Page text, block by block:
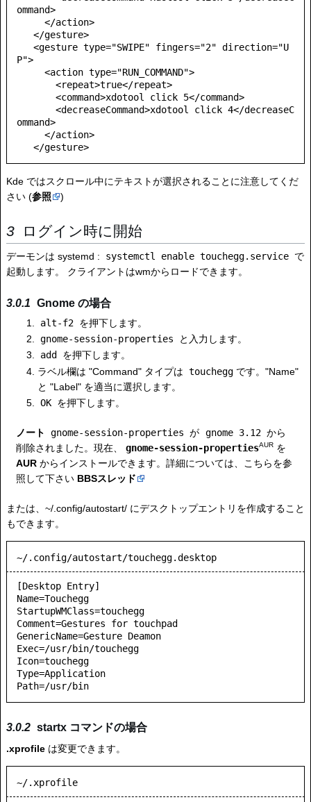
ommand>
P">
ommand>
Kde ではスクロール中にテキストが選択されることに注意してくだ
さい (参照 )
ログイン時に開始
デーモンは systemd : systemctl enable touchegg.service で
起動します。 クライアントはwmからロードできます。
Gnome の場合
alt-f2 を押下します。
gnome-session-properties
と入力します。
add
を押下します。
ラベル欄は "Command" タイプは touchegg です。"Name"
と "Label" を適当に選択します。
OK を押下します。
ノート gnome-session-properties が gnome 3.12 から
削除されました。現在、 gnome-session-propertiesAUR を
AUR からインストールできます。詳細については、こちらを参
照して下さい BBSスレッド
または、~/.config/autostart/ にデスクトップエントリを作成すること
もできます。
~/.config/autostart/touchegg.desktop
[Desktop Entry]
Name=Touchegg
StartupWMClass=touchegg
Comment=Gestures for touchpad
GenericName=Gesture Deamon
Exec=/usr/bin/touchegg
Icon=touchegg
Type=Application
startx コマンドの場合
.xprofile は変更できます。
~/.xprofile